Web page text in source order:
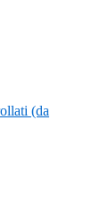
(da